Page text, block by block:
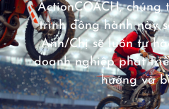
ActionCOACH,
trình đồng hành này
Anh/Chị sẽ luôn tự
doanh nghiệp phát
hướng và